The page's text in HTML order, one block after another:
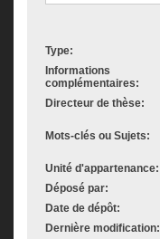
Type:
Informations
complémentaires:
Directeur de thèse:
Mots-clés ou Sujets:
Unité d'appartenance:
Déposé par:
Date de dépôt:
Dernière modification: